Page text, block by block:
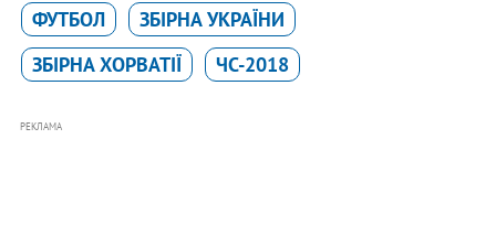
ФУТБОЛ
ЗБІРНА УКРАЇНИ
ЗБІРНА ХОРВАТІЇ
ЧC-2018
РЕКЛАМА